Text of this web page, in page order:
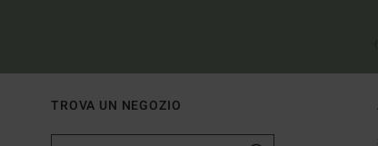
TROVA UN NEGOZIO